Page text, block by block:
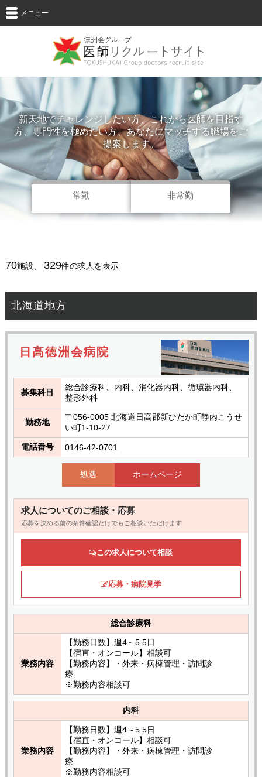
メニュー
新天地でチャレンジしたい方、これから医師を目指す
方、専門性を極めたい方、あなたにマッチする職場をご
提案します。
常勤 非常勤
70施設、 329件の求人を表示
北海道地方
日高徳洲会病院
募集科目
総合診療科、内科、消化器内科、循環器内科、
整形外科
勤務地
〒056-0005 北海道日高郡新ひだか町静内こうせ
い町1-10-27
電話番号 0146-42-0701
処遇 ホームページ
求人についてのご相談・応募
応募を決める前の条件確認だけでもご相談いただけます
この求人について相談
応募・病院見学
総合診療科
業務内容
【勤務日数】週4～5.5日
【宿直・オンコール】相談可
【勤務内容】・外来・病棟管理・訪問診
療
※勤務内容相談可
内科
業務内容
【勤務日数】週4～5.5日
【宿直・オンコール】相談可
【勤務内容】・外来・病棟管理・訪問診
療
※勤務内容相談可